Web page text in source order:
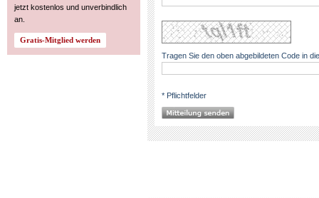
jetzt kostenlos und unverbindlich
an.
Tragen Sie den oben abgebildeten Code in
* Pflichtfelder